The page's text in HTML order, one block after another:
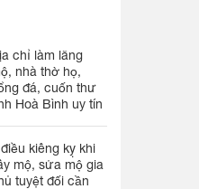
chỉ làm lăng
nhà thờ họ,
đá, cuốn thư
Hoà Bình uy tín
kiêng kỵ khi
mộ, sửa mộ gia
tuyệt đối cần